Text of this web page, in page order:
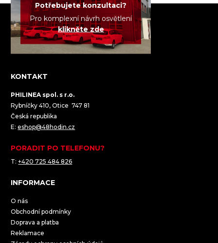
Potřebujete konzultaci?
Pro komplexní návrh osvětlení
klikněte zde
KONTAKT
PHILINEA spol. s r.o.
Rybníčky 410, Otice 747 81
Česká republika
E:eshop@48hodin.cz
PORADIT PO TELEFONU?
T:+420 725 484 826
INFORMACE
O nás
Obchodní podmínky
Doprava a platba
Reklamace